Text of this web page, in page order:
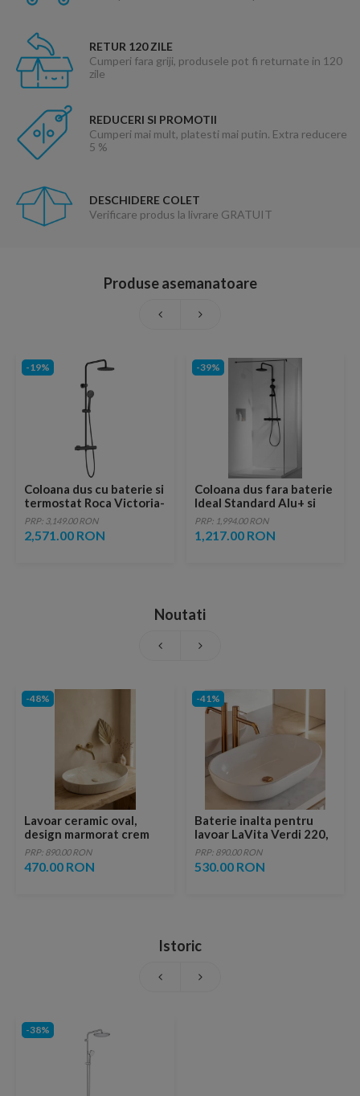
RETUR 120 ZILE
Cumperi fara griji, produsele pot fi returnate in 120
zile
REDUCERI SI PROMOTII
Cumperi mai mult, platesti mai putin. Extra reducere
5 %
DESCHIDERE COLET
Verificare produs la livrare GRATUIT
Produse asemanatoare
-19%
Coloana dus cu baterie si
termostat Roca Victoria-
T, negru mat
PRP: 3,149.00 RON
2,571.00 RON
-39%
Coloana dus fara baterie
Ideal Standard Alu+ si
doua rafturi, negru mat
PRP: 1,994.00 RON
1,217.00 RON
Noutati
-48%
Lavoar ceramic oval,
design marmorat crem
lucios cu vene aurii,
ventil inclus
PRP: 890.00 RON
470.00 RON
-41%
Baterie inalta pentru
lavoar LaVita Verdi 220,
fara ventil, brushed
copper
PRP: 890.00 RON
530.00 RON
Istoric
-38%